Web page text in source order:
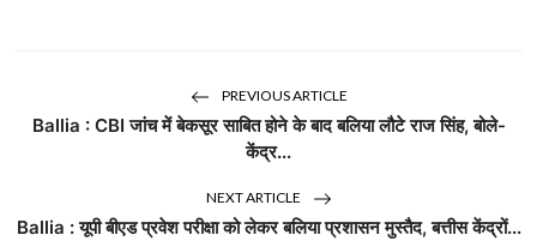
PREVIOUS ARTICLE
Ballia : CBI जांच में बेकसूर साबित होने के बाद बलिया लौटे राज सिंह, बोले-
केंद्र...
NEXT ARTICLE
Ballia : यूपी बीएड प्रवेश परीक्षा को लेकर बलिया प्रशासन मुस्तैद, बत्तीस केंद्रों...